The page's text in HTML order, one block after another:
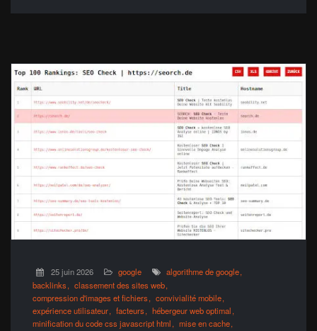
25 juin 2026 google
algorithme de google
backlinks
classement des sites web
compression d'images et fichiers
convivialité mobile
expérience utilisateur
facteurs
hébergeur web optimal
minification du code css javascript html
mise en cache